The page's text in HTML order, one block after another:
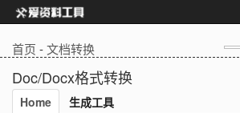
首页 -文档转换
Doc/Docx格式转换
Home
生成工具